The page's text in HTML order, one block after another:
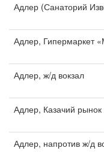
Адлер (Санаторий
Адлер, Гипермаркет
Адлер, ж/д вокзал
Адлер, Казачий рынок
Адлер, напротив ж/д